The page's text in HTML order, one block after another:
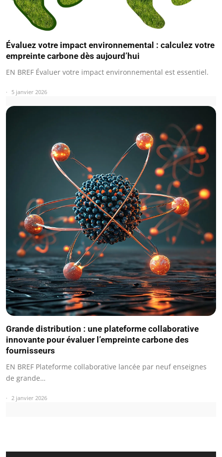
Évaluez votre impact environnemental : calculez votre
empreinte carbone dès aujourd’hui
EN BREF Évaluer votre impact environnemental est essentiel.
5 janvier 2026
Grande distribution : une plateforme collaborative
innovante pour évaluer l’empreinte carbone des
fournisseurs
EN BREF Plateforme collaborative lancée par neuf enseignes
de grande…
2 janvier 2026